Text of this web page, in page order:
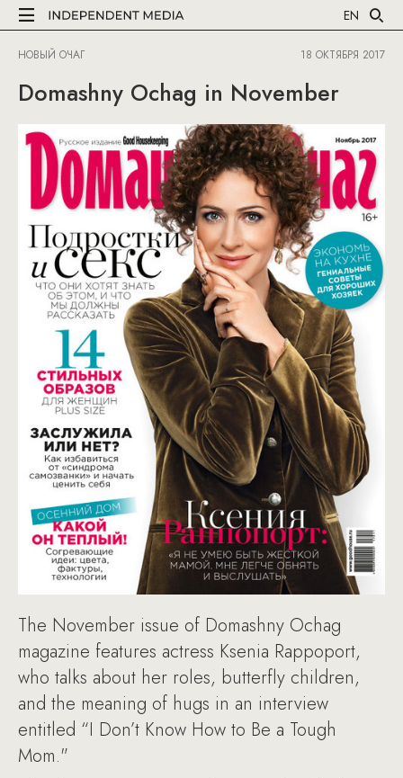
EN
НОВЫЙ ОЧАГ 18 ОКТЯБРЯ 2017
Domashny Ochag in November
The November issue of Domashny Ochag
magazine features actress Ksenia Rappoport,
who talks about her roles, butterfly children,
and the meaning of hugs in an interview
entitled “I Don’t Know How to Be a Tough
Mom."